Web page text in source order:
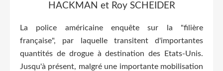
HACKMAN et Roy SCHEIDER
La police américaine enquête sur la "filière
française", par laquelle transitent d'importantes
quantités de drogue à destination des Etats-Unis.
Jusqu'à présent, malgré une importante mobilisation